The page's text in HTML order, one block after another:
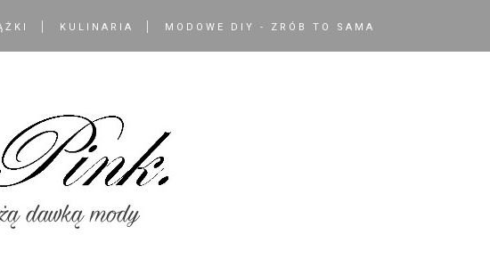
KULINARIA MODOWE DIY - ZRÓB TO SAMA